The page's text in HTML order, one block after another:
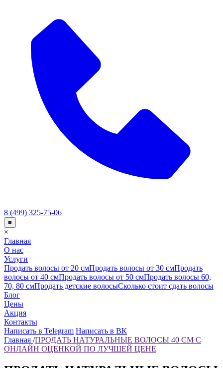
8 (499) 325-75-06
≡
×
Главная
О нас
Услуги
Продать волосы от 20 смПродать волосы от 30 смПродать
волосы от 40 смПродать волосы от 50 смПродать волосы 60,
70, 80 смПродать детские волосыСколько стоит сдать волосы
Блог
Цены
Акция
Контакты
Написать в Telegram Написать в ВК
Главная /ПРОДАТЬ НАТУРАЛЬНЫЕ ВОЛОСЫ 40 СМ С
ОНЛАЙН ОЦЕНКОЙ ПО ЛУЧШЕЙ ЦЕНЕ